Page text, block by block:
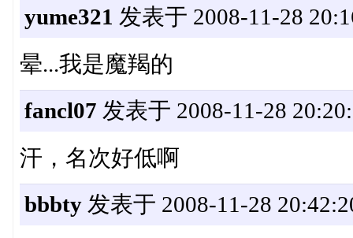
yume321 发表于 2008-11-28
晕...我是魔羯的
fancl07 发表于 2008-11-28
汗，名次好低啊
bbbty发表于 2008-11-28